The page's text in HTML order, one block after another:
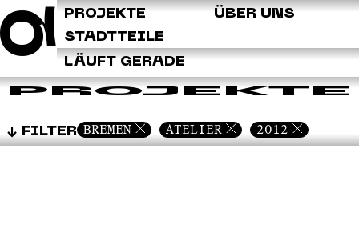
ÜBER UNS
PROJEKTE
STADTTEILE
LÄUFT GERADE
PROJEKTE
FILTER BREMEN ATELIER 2012